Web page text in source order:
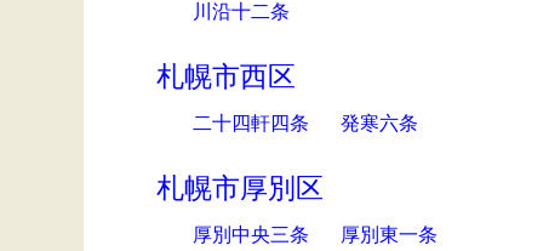
川沿十二条
札幌市西区
二十四軒四条 発寒六条
札幌市厚別区
厚別中央三条 厚別東一条